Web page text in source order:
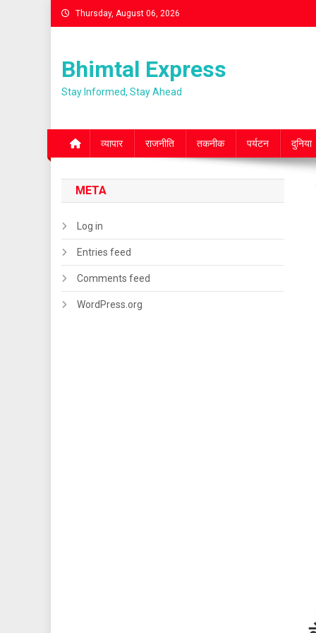
Skip
to
Thursday, August 06, 2026
Bhimtal Express
Stay Informed, Stay Ahead
व्यापार राजनीति तकनीक पर्यटन दुनिया
META
Log in
Entries feed
Comments feed
WordPress.org